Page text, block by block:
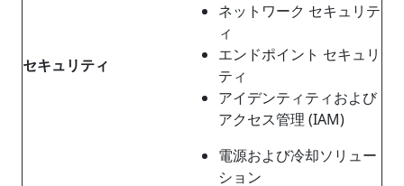
セキュリティ
ネットワーク セキュリテ
ィ
エンドポイント セキュリ
ティ
アイデンティティおよび
アクセス管理 (IAM)
電源および冷却ソリュー
ション